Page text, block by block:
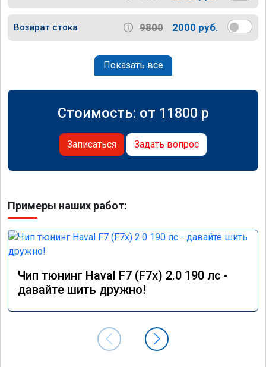
Возврат стока 9800 2000 руб.
Показать все
Стоимость: от 11800 p
Записаться Задать вопрос
Примеры наших работ:
Чип тюнинг Haval F7 (F7x) 2.0 190 лс -
давайте шить дружно!